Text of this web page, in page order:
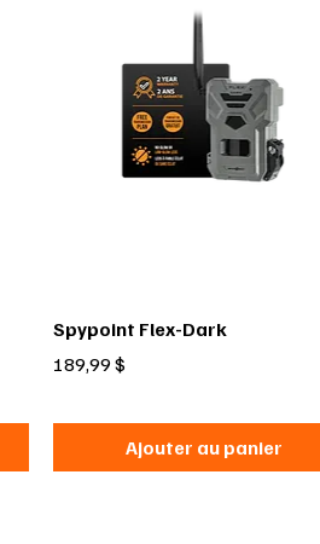
Spypoint Flex-Dark
Prix
189,99 $
Ajouter au panier